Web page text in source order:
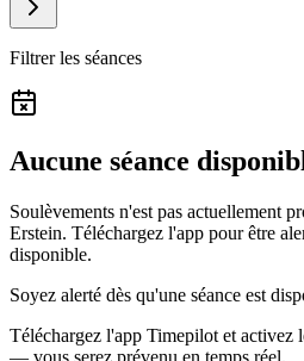
Filtrer les séances
Aucune séance
Soulèvements n'est pas actuellement
Erstein. Téléchargez l'app pour être
disponible.
Soyez alerté dès qu'une séance est
Téléchargez l'app Timepilot et activez
— vous serez prévenu en temps réel.